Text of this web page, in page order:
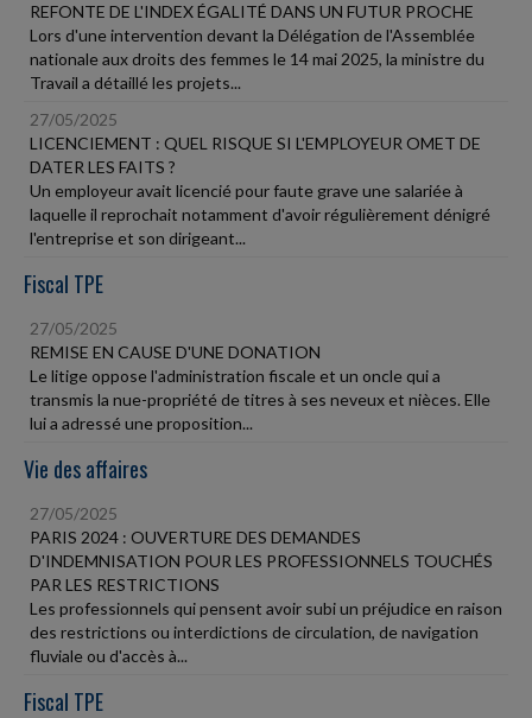
REFONTE DE L'INDEX ÉGALITÉ DANS UN FUTUR PROCHE
Lors d'une intervention devant la Délégation de l'Assemblée
nationale aux droits des femmes le 14 mai 2025, la ministre du
Travail a détaillé les projets...
27/05/2025
LICENCIEMENT : QUEL RISQUE SI L'EMPLOYEUR OMET DE
DATER LES FAITS ?
Un employeur avait licencié pour faute grave une salariée à
laquelle il reprochait notamment d'avoir régulièrement dénigré
l'entreprise et son dirigeant...
Fiscal TPE
27/05/2025
REMISE EN CAUSE D'UNE DONATION
Le litige oppose l'administration fiscale et un oncle qui a
transmis la nue-propriété de titres à ses neveux et nièces. Elle
lui a adressé une proposition...
Vie des affaires
27/05/2025
PARIS 2024 : OUVERTURE DES DEMANDES
D'INDEMNISATION POUR LES PROFESSIONNELS TOUCHÉS
PAR LES RESTRICTIONS
Les professionnels qui pensent avoir subi un préjudice en raison
des restrictions ou interdictions de circulation, de navigation
fluviale ou d'accès à...
Fiscal TPE